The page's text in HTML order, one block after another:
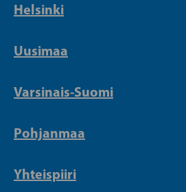
Helsinki
Uusimaa
Varsinais-Suomi
Pohjanmaa
Yhteispiiri